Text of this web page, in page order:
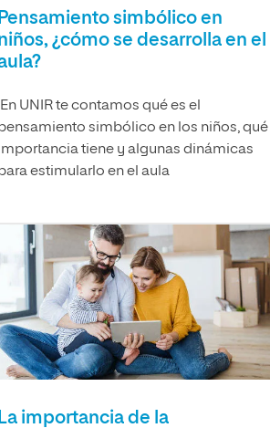
Pensamiento simbólico en
¿cómo se desarrolla en el
En UNIR te contamos qué es el
simbólico en los niños, qué
tiene y algunas dinámicas
estimularlo en el aula
La importancia de la